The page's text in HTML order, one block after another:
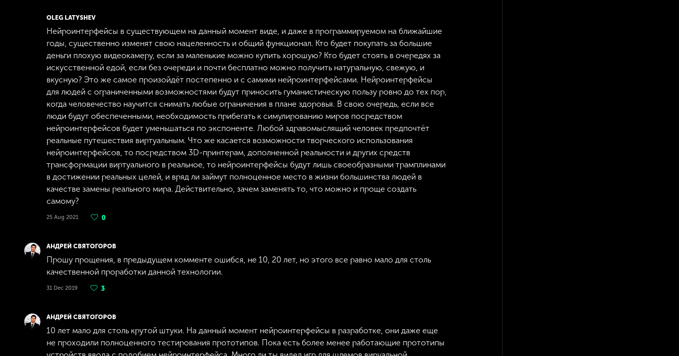
OLEG LATYSHEV
Нейроинтерфейсы в существующем на данный момент виде, и даже в программируемом на ближайшие
годы, существенно изменят свою нацеленность и общий функционал. Кто будет покупать за большие
деньги плохую видеокамеру, если за маленькие можно купить хорошую? Кто будет стоять в очередях за
искусственной едой, если без очереди и почти бесплатно можно получить натуральную, свежую, и
вкусную? Это же самое произойдёт постепенно и с самими нейроинтерфейсами. Нейроинтерфейсы
для людей с ограниченными возможностями будут приносить гуманистическую пользу ровно до тех пор,
когда человечество научится снимать любые ограничения в плане здоровья. В свою очередь, если все
люди будут обеспеченными, необходимость прибегать к симулированию миров посредством
нейроинтерфейсов будет уменьшаться по экспоненте. Любой здравомыслящий человек предпочтёт
реальные путешествия виртуальным. Что же касается возможности творческого использования
нейроинтерфейсов, то посредством 3D-принтерам, дополненной реальности и других средств
трансформации виртуального в реальное, то нейроинтерфейсы будут лишь своеобразными трамплинами
в достижении реальных целей, и вряд ли займут полноценное место в жизни большинства людей в
качестве замены реального мира. Действительно, зачем заменять то, что можно и проще создать
самому?
25 Aug 2021 0
АНДРЕЙ СВЯТОГОРОВ
Прошу прощения, в предыдущем комменте ошибся, не 10, 20 лет, но этого все равно мало для столь
качественной проработки данной технологии.
31 Dec 2019 3
АНДРЕЙ СВЯТОГОРОВ
10 лет мало для столь крутой штуки. На данный момент нейроинтерфейсы в разработке, они даже еще
не проходили полноценного тестирования прототипов. Пока есть более менее работающие прототипы